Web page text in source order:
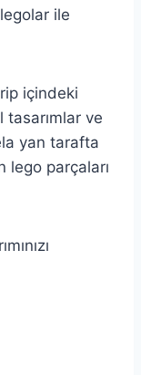
ile
içindeki
ve
yan tarafta
lego parçaları